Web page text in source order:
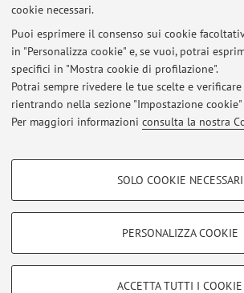
cookie necessari.
Puoi esprimere il consenso sui cookie
in "Personalizza cookie" e, se vuoi, potrai
specifici in "Mostra cookie di profilazione".
Potrai sempre rivedere le tue scelte e
rientrando nella sezione "Impostazione
Per maggiori informazioni consulta la nostra
COOKIE DI PROFILAZIONE -
COOKIE TECNICI - NECESSARI
SOLO COOKIE NECESSARI
PERSONALIZZA COOKIE
ACCETTA TUTTI I COOKIE
Ultimi avvisi
TESI DI LAUREA
Pubblicato il: 07 novembre 2025
Area riservata
Accedi tramiteloginper gestire tutti i
Zamboni, 33 - 40126 Bologna - Partita